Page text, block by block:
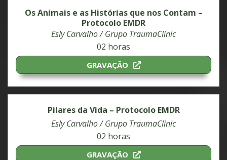
Os Animais e as Histórias que nos Contam –
Protocolo EMDR
Esly Carvalho / Grupo TraumaClinic
02 horas
GRAVAÇÃO
Pilares da Vida – Protocolo EMDR
Esly Carvalho / Grupo TraumaClinic
02 horas
GRAVAÇÃO